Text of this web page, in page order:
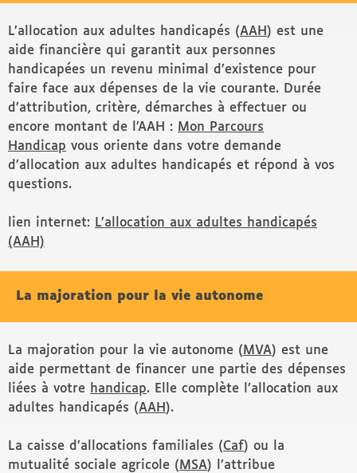
L’allocation aux adultes handicapés (AAH ) est une
aide financière qui garantit aux personnes
handicapées un revenu minimal d’existence pour
faire face aux dépenses de la vie courante. Durée
d’attribution, critère, démarches à effectuer ou
encore montant de l’AAH : Mon Parcours
Handicap vous oriente dans votre demande
d’allocation aux adultes handicapés et répond à vos
questions.
lien internet: L’allocation aux adultes handicapés
(AAH)
La majoration pour la vie autonome
La majoration pour la vie autonome (MVA) est une
aide permettant de financer une partie des dépenses
liées à votre handicap. Elle complète l’allocation aux
adultes handicapés (AAH ).
La caisse d’allocations familiales (Caf) ou la
mutualité sociale agricole (MSA) l’attribue